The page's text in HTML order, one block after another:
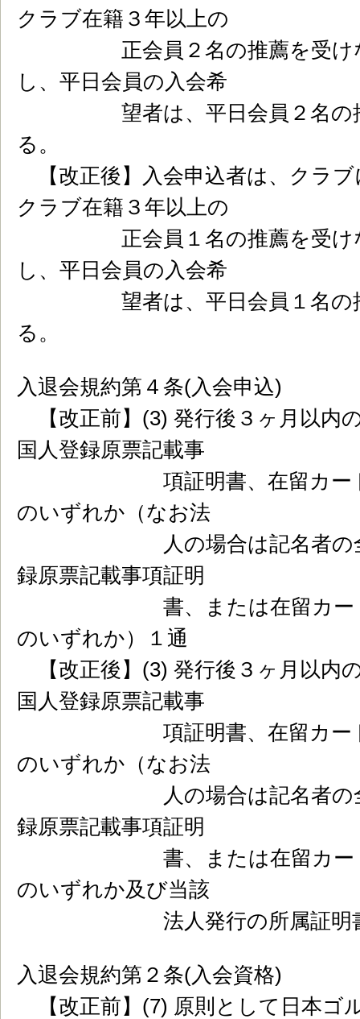
クラブ在籍３年以上の
正会員２名の推薦を受けな
し、平日会員の入会希
望者は、平日会員２名の推
る。
【改正後】入会申込者は、クラ
クラブ在籍３年以上の
正会員１名の推薦を受けな
し、平日会員の入会希
望者は、平日会員１名の推
る。
入退会規約第４条(入会申込)
【改正前】(3) 発行後３ヶ月以内
国人登録原票記載事
項証明書、在留カード或
のいずれか（なお法
人の場合は記名者の全部
録原票記載事項証明
書、または在留カード或
のいずれか）１通
【改正後】(3) 発行後３ヶ月以内
国人登録原票記載事
項証明書、在留カード或
のいずれか（なお法
人の場合は記名者の全部
録原票記載事項証明
書、または在留カード或
のいずれか及び当該
法人発行の所属証明書
入退会規約第２条(入会資格)
【改正前】(7) 原則として日本ゴ